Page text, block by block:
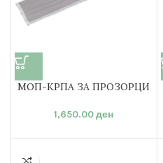
МОП-КРПА ЗА ПРОЗОРЦИ
1,650.00ден